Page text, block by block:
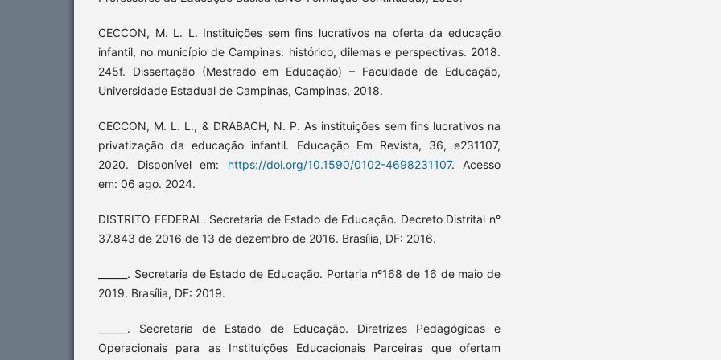
CECCON, M. L. L. Instituições sem fins lucrativos na oferta da educação
infantil, no município de Campinas: histórico, dilemas e perspectivas. 2018.
245f. Dissertação (Mestrado em Educação) – Faculdade de Educação,
Universidade Estadual de Campinas, Campinas, 2018.
CECCON, M. L. L., & DRABACH, N. P. As instituições sem fins lucrativos na
privatização da educação infantil. Educação Em Revista, 36, e231107,
2020. Disponível em: https://doi.org/10.1590/0102-4698231107. Acesso
em: 06 ago. 2024.
DISTRITO FEDERAL. Secretaria de Estado de Educação. Decreto Distrital n°
37.843 de 2016 de 13 de dezembro de 2016. Brasília, DF: 2016.
______. Secretaria de Estado de Educação. Portaria nº168 de 16 de maio de
2019. Brasília, DF: 2019.
______. Secretaria de Estado de Educação. Diretrizes Pedagógicas e
Operacionais para as Instituições Educacionais Parceiras que ofertam